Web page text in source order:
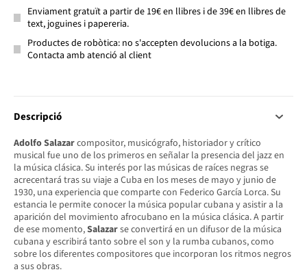
Enviament gratuït a partir de 19€ en llibres i de 39€ en llibres de
text, joguines i papereria.
Productes de robòtica: no s'accepten devolucions a la botiga.
Contacta amb atenció al client
Descripció
Adolfo Salazarcompositor, musicógrafo, historiador y crítico
musical fue uno de los primeros en señalar la presencia del jazz en
la música clásica. Su interés por las músicas de raíces negras se
acrecentará tras su viaje a Cuba en los meses de mayo y junio de
1930, una experiencia que comparte con Federico García Lorca. Su
estancia le permite conocer la música popular cubana y asistir a la
aparición del movimiento afrocubano en la música clásica. A partir
de ese momento,Salazarse convertirá en un difusor de la música
cubana y escribirá tanto sobre el son y la rumba cubanos, como
sobre los diferentes compositores que incorporan los ritmos negros
a sus obras.